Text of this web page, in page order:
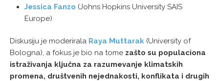
Jessica Fanzo (Johns Hopkins University SAIS
Europe)
Diskusiju je moderirala Raya Muttarak (University of
Bologna), a fokus je bio na tome zašto su populaciona
istraživanja ključna za razumevanje klimatskih
promena, društvenih nejednakosti, konflikata i drugih